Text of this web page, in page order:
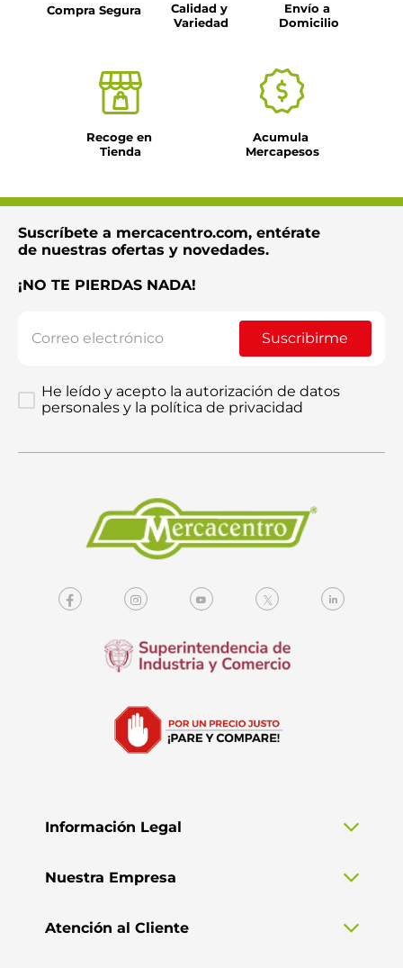
Enviar comentario
Compra Segura
Calidad y
Variedad
Envío a
Domicilio
Recoge en
Tienda
Acumula
Mercapesos
Suscríbete a mercacentro.com, entérate
de nuestras ofertas y novedades.
¡NO TE PIERDAS NADA!
Suscribirme
He leído y acepto la autorización de datos
personales y la política de privacidad
Información Legal
Nuestra Empresa
Atención al Cliente